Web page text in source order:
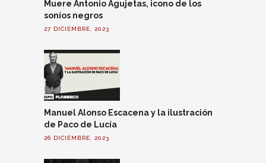
Muere Antonio Agujetas, icono de los
soníos negros
27 DICIEMBRE, 2023
Manuel Alonso Escacena y la ilustración
de Paco de Lucía
26 DICIEMBRE, 2023